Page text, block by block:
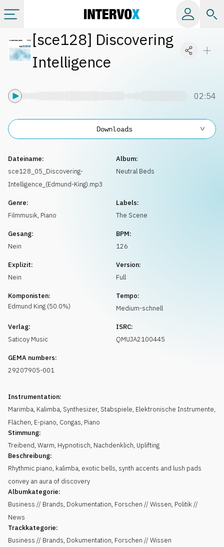
Kategorien
[sce128] Discovering
Intelligence
02:54
Dateiname:
sce128_05_Discovering-
Intelligence_(Edmund-King).mp3
Album:
Neutral Beds
Genre:
Filmmusik, Piano
Labels:
The Scene
Gesang:
Nein
BPM:
126
Explizit:
Nein
Version:
Full
Komponisten:
Edmund King (50.0%)
Tempo:
Medium-schnell
Verlag:
Saticoy Music
ISRC:
QMUJA2100445
GEMA numbers:
29207905-001
Instrumentation:
Marimba, Kalimba, Synthesizer, Stabspiele, Elektronische Instrumente,
Flächen, E-piano, Congas, Piano
Stimmung:
Treibend, Warm, Hypnotisch, Nachdenklich, Uplifting
Beschreibung:
Rhythmic piano, kalimba, exotic bells, synth accents and lush pads
convey an aura of discovery
Albumkategorie:
Business // Brands, Dokumentation, Forschen // Wissen, Politik //
News
Trackkategorie:
Business // Brands, Dokumentation, Forschen // Wissen
Downloads